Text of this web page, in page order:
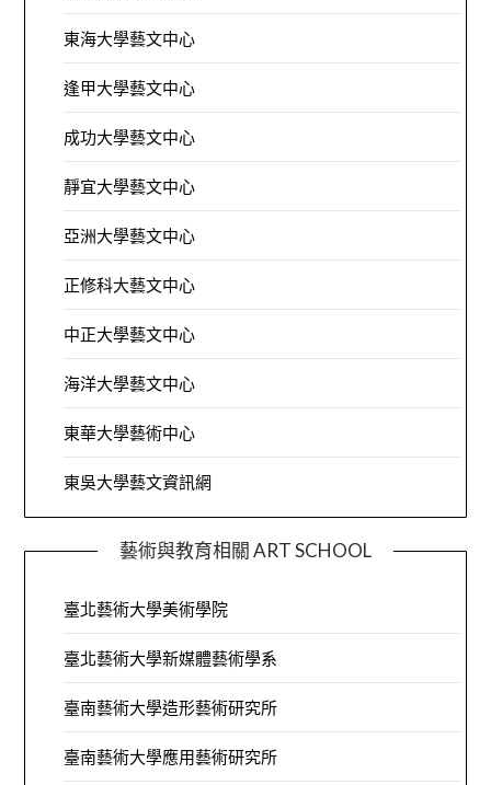
東海大學藝文中心
逢甲大學藝文中心
成功大學藝文中心
靜宜大學藝文中心
亞洲大學藝文中心
正修科大藝文中心
中正大學藝文中心
海洋大學藝文中心
東華大學藝術中心
東吳大學藝文資訊網
藝術與教育相關 ART SCHOOL
臺北藝術大學美術學院
臺北藝術大學新媒體藝術學系
臺南藝術大學造形藝術研究所
臺南藝術大學應用藝術研究所